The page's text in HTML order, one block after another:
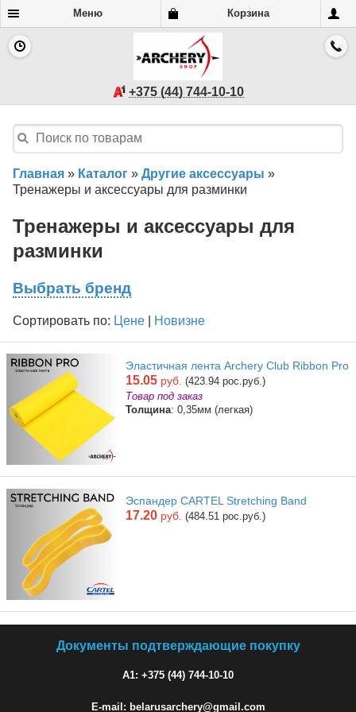
Меню Корзина
+375 (44) 744-10-10
Главная » Каталог » Другие аксессуары »
Тренажеры и аксессуары для разминки
Тренажеры и аксессуары для
разминки
Выбрать бренд
Сортировать по: Цене Новизне
Эластичная лента Archery Club Ribbon Pro
15.05 руб. (423.94 рос.руб.)
Товар под заказ
Толщина: 0,35мм (легкая)
Эспандер CARTEL Stretching Band
17.20 руб. (484.51 рос.руб.)
Документы подтверждающие покупку
A1: +375 (44) 744-10-10
E-mail: belarusarchery@gmail.com